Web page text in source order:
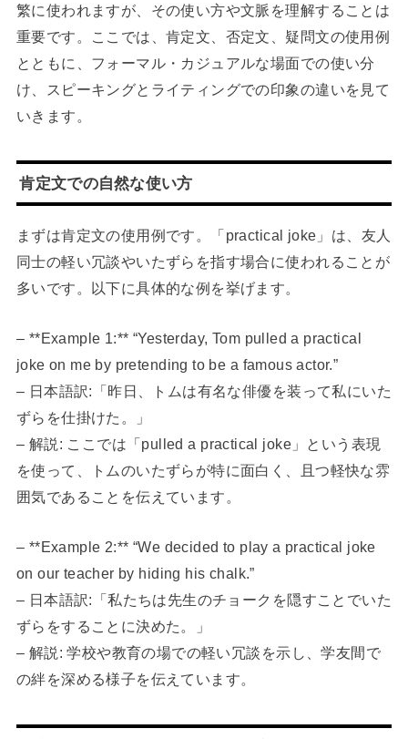
繁に使われますが、その使い方や文脈を理解することは
重要です。ここでは、肯定文、否定文、疑問文の使用例
とともに、フォーマル・カジュアルな場面での使い分
け、スピーキングとライティングでの印象の違いを見て
いきます。
肯定文での自然な使い方
まずは肯定文の使用例です。「practical joke」は、友人
同士の軽い冗談やいたずらを指す場合に使われることが
多いです。以下に具体的な例を挙げます。
– **Example 1:** “Yesterday, Tom pulled a practical
joke on me by pretending to be a famous actor.”
– 日本語訳:「昨日、トムは有名な俳優を装って私にいた
ずらを仕掛けた。」
– 解説: ここでは「pulled a practical joke」という表現
を使って、トムのいたずらが特に面白く、且つ軽快な雰
囲気であることを伝えています。
– **Example 2:** “We decided to play a practical joke
on our teacher by hiding his chalk.”
– 日本語訳:「私たちは先生のチョークを隠すことでいた
ずらをすることに決めた。」
– 解説: 学校や教育の場での軽い冗談を示し、学友間で
の絆を深める様子を伝えています。